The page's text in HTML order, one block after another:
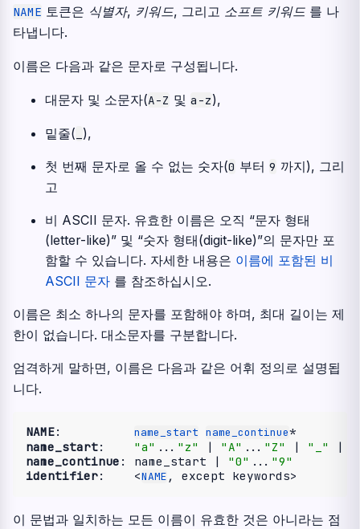
NAME 토큰은 식별자, 키워드, 그리고 소프트 키워드 를 나
타냅니다.
이름은 다음과 같은 문자로 구성됩니다.
대문자 및 소문자(A-Z 및 a-z),
밑줄( ),
첫 번째 문자로 올 수 없는 숫자(0 부터 9 까지), 그리
고
비 ASCII 문자. 유효한 이름은 오직 “문자 형태
(letter-like)” 및 “숫자 형태(digit-like)”의 문자만 포
함할 수 있습니다. 자세한 내용은 이름에 포함된 비
ASCII 문자 를 참조하십시오.
이름은 최소 하나의 문자를 포함해야 하며, 최대 길이는 제
한이 없습니다. 대소문자를 구분합니다.
엄격하게 말하면, 이름은 다음과 같은 어휘 정의로 설명됩
니다.
NAME: name_start name_continue
name_start: "a" ... "z" | "A" ... "Z" | "_"
name_continue : name_start | "0" ... "9"
identifier:    <NAME
이 문법과 일치하는 모든 이름이 유효한 것은 아니라는 점